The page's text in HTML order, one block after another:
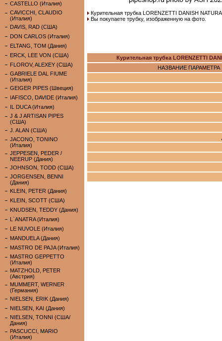
CASTELLO (Италия)
CAVICCHI, CLAUDIO
(Италия)
DAVIS, RAD (США)
DON CARLOS (Италия)
ELTANG, TOM (Дания)
ERCK, LEE VON (США)
FLOROV, ALEXEY (США)
GABRIELE DAL FIUME
(Италия)
GEIGER PIPES (Швеция)
IAFISCO, DAVIDE (Италия)
IL DUCA (Италия)
J & J ARTISAN PIPES
(США)
J. ALAN (США)
JACONO, TONINO
(Италия)
JEPPESEN, PEDER /
NEERUP (Дания)
JOHNSON, TODD (США)
JORGENSEN, BENNI
(Дания)
KLEIN, PETER (Дания)
KLEIN, SCOTT (США)
KNUDSEN, TEDDY (Дания)
L`ANATRA (Италия)
LE NUVOLE (Италия)
MANDUELA (Дания)
MASTRO DE PAJA (Италия)
MASTRO GEPPETTO
(Италия)
MATZHOLD, PETER
(Австрия)
MUMMERT, WERNER
(Германия)
NIELSEN, ERIK (Дания)
NIELSEN, KAI (Дания)
NIELSEN, TONNI (США/
Дания)
PASCUCCI, MARIO
(Италия)
Курительная трубка LORENZETTI DANISH
Вы покупаете трубку, изображенную на фото.
Курительная трубка LORENZETTI
НАЗВАНИЕ ПАРАМЕТРА